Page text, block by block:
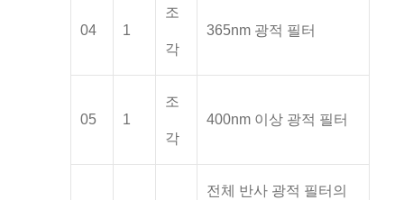
04 1
조
각
365nm 광적 필터
05 1
조
각
400nm 이상 광적 필터
전체 반사 광적 필터의